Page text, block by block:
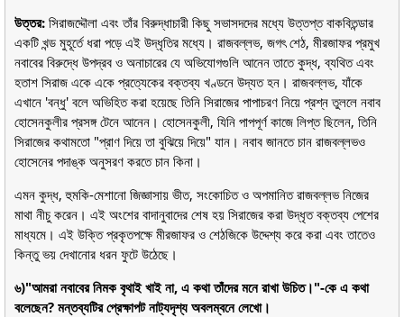
উত্তর: সিরাজদ্দৌলা এবং তাঁর বিরুদ্ধাচারী কিছু সভাসদদের মধ্যে উত্তপ্ত বাকবিতন্ডার
একটি খন্ড মুহূর্তে ধরা পড়ে এই উদ্ধৃতির মধ্যে। রাজবল্লভ, জগৎ শেঠ, মীরজাফর প্রমুখ
নবাবের বিরুদ্ধে উপদ্রব ও অনাচারের যে অভিযোগগুলি আনেন তাতে কুদ্ধ, ব্যথিত এবং
হতাশ সিরাজ একে একে প্রত্যেকের বক্তব্য খণ্ডনে উদ্যত হন। রাজবল্লভ, যাঁকে
এখানে 'বন্ধু' বলে অভিহিত করা হয়েছে তিনি সিরাজের পাপাচরণ নিয়ে প্রশ্ন তুললে নবাব
হোসেনকুলীর প্রসঙ্গ টেনে আনেন। হোসেনকুলী, যিনি পাপপূর্ণ কাজে লিপ্ত ছিলেন, তিনি
সিরাজের কথামতো "প্রাণ দিয়ে তা বুঝিয়ে দিয়ে" যান। নবাব জানতে চান রাজবল্লভও
হোসেনের পদাঙ্ক অনুসরণ করতে চান কিনা।
এমন কুদ্ধ, হুমকি-মেশানো জিজ্ঞাসায় ভীত, সংকোচিত ও অপমানিত রাজবল্লভ নিজের
মাথা নীচু করেন। এই অংশের বাদানুবাদের শেষ হয় সিরাজের করা উদ্ধৃত বক্তব্য পেশের
মাধ্যমে। এই উক্তি প্রকৃতপক্ষে মীরজাফর ও শেঠজিকে উদ্দেশ্য করে করা এবং তাতেও
কিন্তু ভয় দেখানোর ধরন ফুটে উঠেছে।
৬)"আমরা নবাবের নিমক বৃথাই খাই না, এ কথা তাঁদের মনে রাখা উচিত।"-কে এ কথা
বলেছেন? মন্তব্যটির প্রেক্ষাপট নাট্যদৃশ্য অবলম্বনে লেখো।